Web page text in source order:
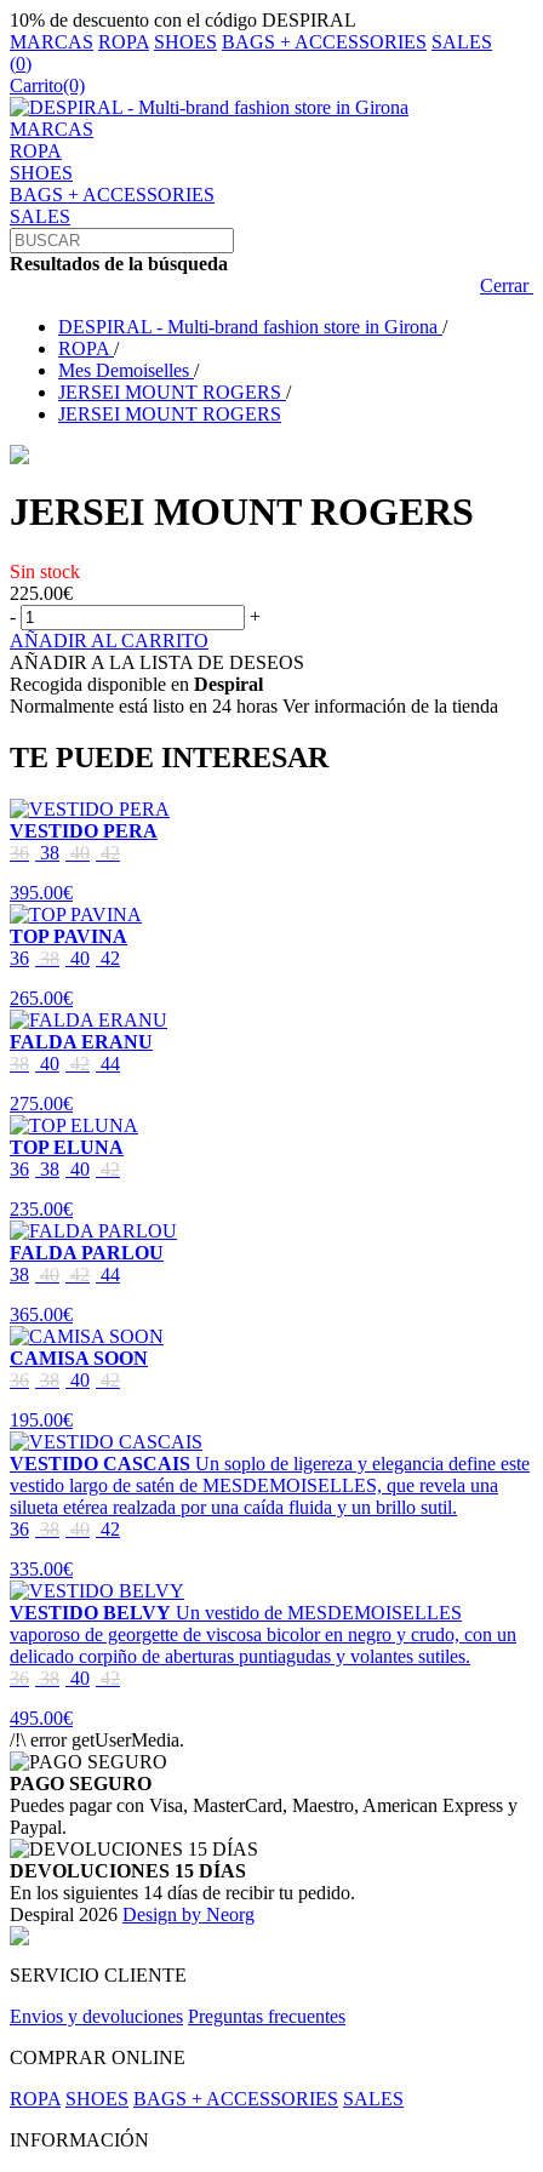
10% de descuento con el código DESPIRAL
MARCAS ROPA SHOES BAGS + ACCESSORIES SALES
(0)
Carrito(0)
MARCAS
ROPA
SHOES
BAGS + ACCESSORIES
SALES
Resultados de la búsqueda
Cerrar
DESPIRAL - Multi-brand fashion store in Girona /
ROPA /
Mes Demoiselles /
JERSEI MOUNT ROGERS /
JERSEI MOUNT ROGERS
JERSEI MOUNT ROGERS
Sin stock
225.00€
-
+
AÑADIR AL CARRITO
AÑADIR A LA LISTA DE DESEOS
Recogida disponible en Despiral
Normalmente está listo en 24 horas Ver información de la tienda
TE PUEDE INTERESAR
VESTIDO PERA
36 38 40 42
395.00€
TOP PAVINA
36 38 40 42
265.00€
FALDA ERANU
38 40 42 44
275.00€
TOP ELUNA
36 38 40 42
235.00€
FALDA PARLOU
38 40 42 44
365.00€
CAMISA SOON
36 38 40 42
195.00€
VESTIDO CASCAIS Un soplo de ligereza y elegancia define este
vestido largo de satén de MESDEMOISELLES, que revela una
silueta etérea realzada por una caída fluida y un brillo sutil.
36 38 40 42
335.00€
VESTIDO BELVY Un vestido de MESDEMOISELLES
vaporoso de georgette de viscosa bicolor en negro y crudo, con un
delicado corpiño de aberturas puntiagudas y volantes sutiles.
36 38 40 42
495.00€
/!\ error getUserMedia.
PAGO SEGURO
Puedes pagar con Visa, MasterCard, Maestro, American Express y
Paypal.
DEVOLUCIONES 15 DÍAS
En los siguientes 14 días de recibir tu pedido.
Despiral 2026 Design by Neorg
SERVICIO CLIENTE
Envios y devoluciones Preguntas frecuentes
COMPRAR ONLINE
ROPA SHOES BAGS + ACCESSORIES SALES
INFORMACIÓN